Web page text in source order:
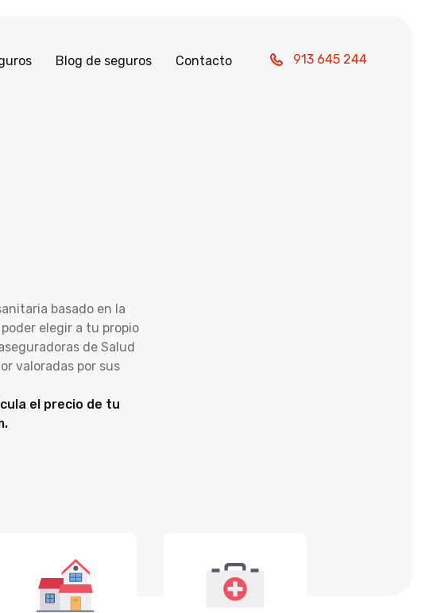
Blog de seguros Contacto 913 645 244
basado en la
elegir a tu propio
de Salud
valoradas por sus
el precio de tu